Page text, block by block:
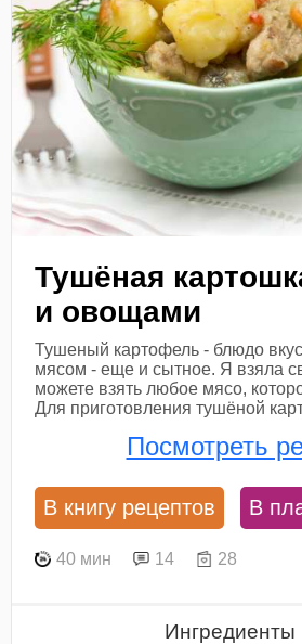
Тушёная
и овощами
Тушеный картофель - блюдо
мясом - еще и сытное. Я взяла
можете взять любое мясо,
Для приготовления тушёной
Посмотреть
В книгу рецептов В
40 мин 14 28
Ингредиенты